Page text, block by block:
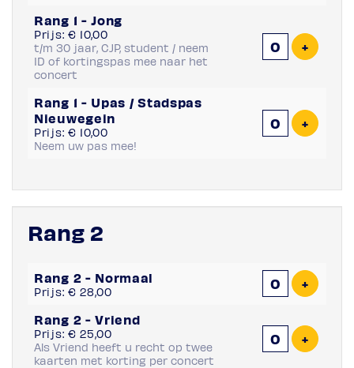
Rang 1 - Jong
Prijs: € 10,00
t/m 30 jaar, CJP, student / neem
ID of kortingspas mee naar het
concert
+Voeg
Rang 1 - Upas / Stadspas
Nieuwegein
Prijs: € 10,00
Neem uw pas mee!
+Voeg
Rang 2
tickets
Rang 2 - Normaal
Prijs: € 28,00
+Voeg
Rang 2 - Vriend
Prijs: € 25,00
Als Vriend heeft u recht op twee
kaarten met korting per concert
+Voeg